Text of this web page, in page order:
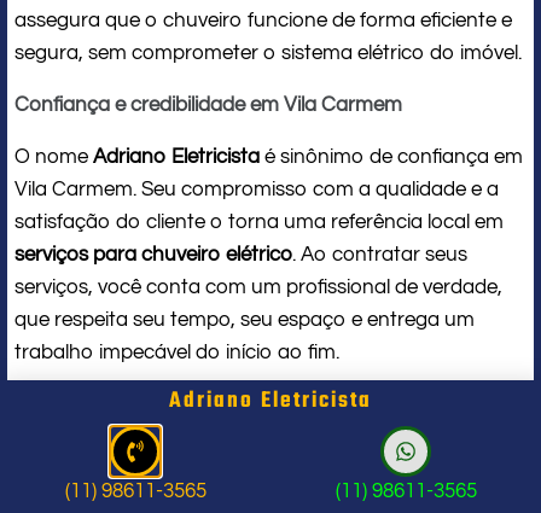
assegura que o chuveiro funcione de forma eficiente e
segura, sem comprometer o sistema elétrico do imóvel.
Confiança e credibilidade em Vila Carmem
O nome Adriano Eletricista é sinônimo de confiança em
Vila Carmem. Seu compromisso com a qualidade e a
satisfação do cliente o torna uma referência local em
serviços para chuveiro elétrico. Ao contratar seus
serviços, você conta com um profissional de verdade,
que respeita seu tempo, seu espaço e entrega um
trabalho impecável do início ao fim.
Problema com chuveiro: sinais que
indicam a hora de chamar um
profissional
Adriano Eletricista
(11) 98611-3565 (11) 98611-3565